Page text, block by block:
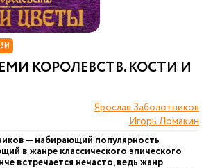
КОРОЛЕВСТВ. КОСТИ И
Ярослав Заболотников
Игорь Ломакин
— набирающий популярность
в жанре классического эпического
встречается нечасто, ведь жанр